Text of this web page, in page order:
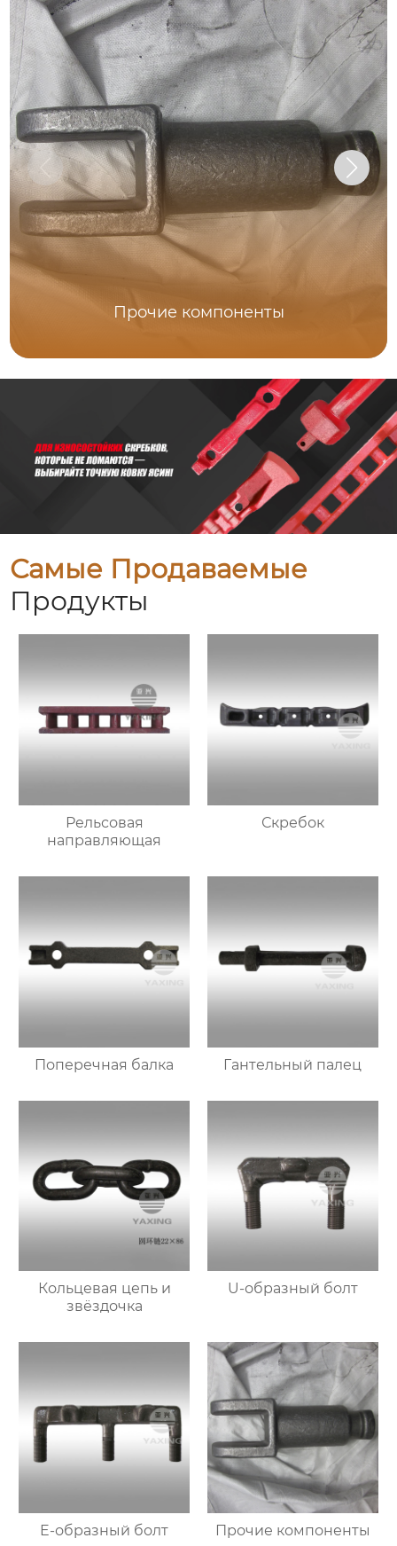
Прочие компоненты
Самые Продаваемые
Продукты
Рельсовая
направляющая
Скребок
Поперечная балка Гантельный палец
Кольцевая цепь и
звёздочка
U-образный болт
E-образный болт Прочие компоненты